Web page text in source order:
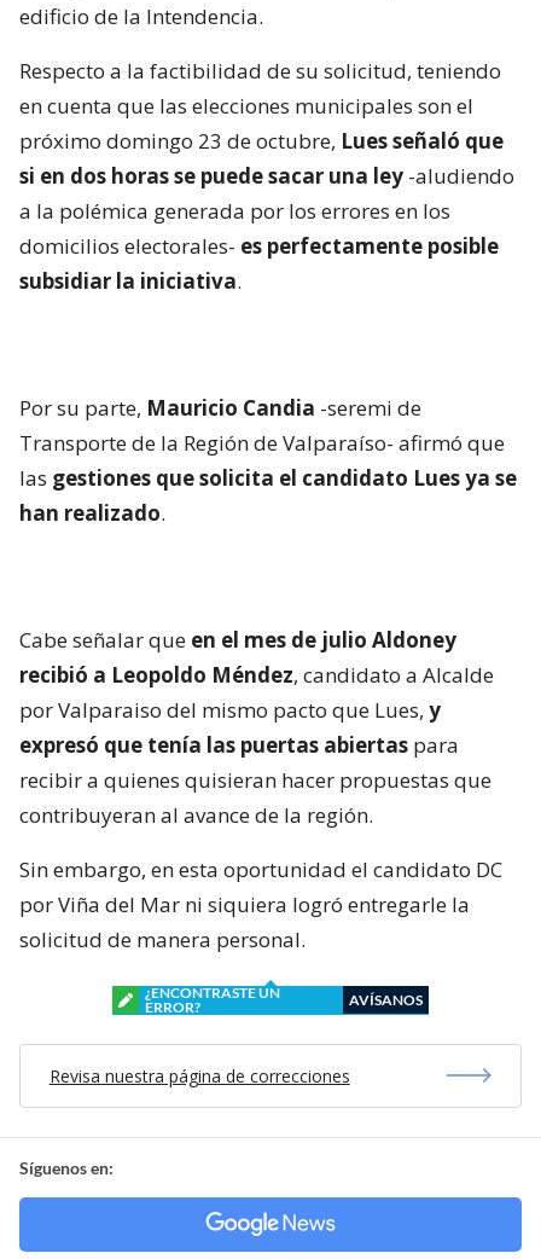
edificio de la Intendencia.
Respecto a la factibilidad de su solicitud, teniendo
en cuenta que las elecciones municipales son el
próximo domingo 23 de octubre, Lues señaló que
si en dos horas se puede sacar una ley -aludiendo
a la polémica generada por los errores en los
domicilios electorales- es perfectamente posible
subsidiar la iniciativa.
Por su parte, Mauricio Candia -seremi de
Transporte de la Región de Valparaíso- afirmó que
las gestiones que solicita el candidato Lues ya se
han realizado.
Cabe señalar que en el mes de julio Aldoney
recibió a Leopoldo Méndez, candidato a Alcalde
por Valparaiso del mismo pacto que Lues, y
expresó que tenía las puertas abiertas para
recibir a quienes quisieran hacer propuestas que
contribuyeran al avance de la región.
Sin embargo, en esta oportunidad el candidato DC
por Viña del Mar ni siquiera logró entregarle la
solicitud de manera personal.
¿ENCONTRASTE UN
ERROR?
AVÍSANOS
Revisa nuestra página de correcciones
Síguenos en: